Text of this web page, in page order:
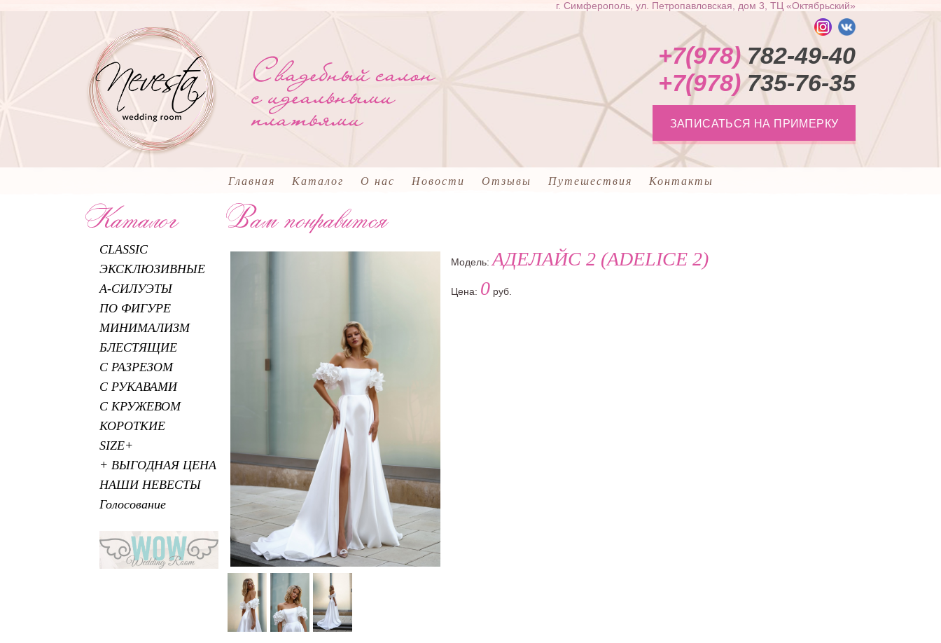
г. Симферополь, ул. Петропавловская, дом 3, ТЦ «Октябрьский»
ЗАПИСАТЬСЯ НА ПРИМЕРКУ
+7(978)782-49-40
+7(978)735-76-35
Главная Каталог О нас Новости Отзывы Путешествия Контакты
CLASSIC
ЭКСКЛЮЗИВНЫЕ
А-СИЛУЭТЫ
ПО ФИГУРЕ
МИНИМАЛИЗМ
БЛЕСТЯЩИЕ
С РАЗРЕЗОМ
С РУКАВАМИ
С КРУЖЕВОМ
КОРОТКИЕ
SIZE+
+ ВЫГОДНАЯ ЦЕНА
НАШИ НЕВЕСТЫ
Голосование
Модель: АДЕЛАЙС 2 (ADELICE 2)
Цена: 0 руб.